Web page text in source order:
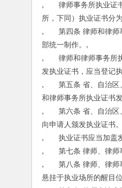
,　　律师事务所执业证
所，下同）执业证书分
,　　第四条 律师和律
部统一制作。,
,　　律师和律师事务所
发执业证书，应当登记
,　　第五条 省、自治
和律师事务所执业证书
,　　第六条 省、自治
向申请人颁发执业证书
,　　执业证书应当加盖
,　　第七条 律师、律
,　　第八条 律师、律
悬挂于执业场所的醒目